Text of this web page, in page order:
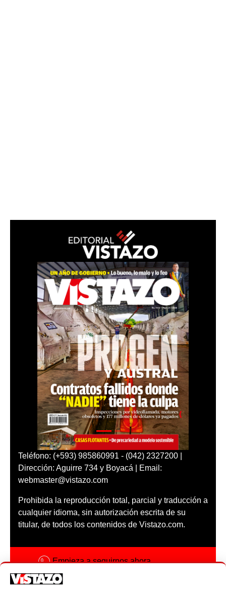
Teléfono: (+593) 985860991 - (042) 2327200 |
Dirección: Aguirre 734 y Boyacá | Email:
webmaster@vistazo.com
Prohibida la reproducción total, parcial y traducción a
cualquier idioma, sin autorización escrita de su
titular, de todos los contenidos de Vistazo.com.
Empieza a seguirnos ahora